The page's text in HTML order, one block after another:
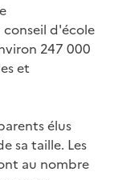
d'école
247 000
et
élus
sa taille. Les
au nombre